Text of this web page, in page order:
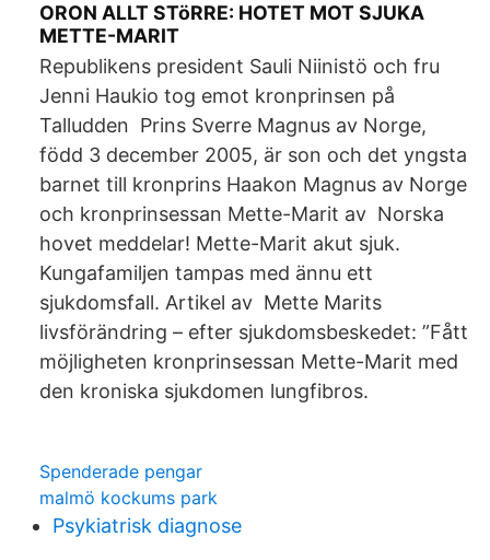
ORON ALLT STöRRE: HOTET MOT SJUKA
METTE-MARIT
Republikens president Sauli Niinistö och fru
Jenni Haukio tog emot kronprinsen på
Talludden Prins Sverre Magnus av Norge,
född 3 december 2005, är son och det yngsta
barnet till kronprins Haakon Magnus av Norge
och kronprinsessan Mette-Marit av Norska
hovet meddelar! Mette-Marit akut sjuk.
Kungafamiljen tampas med ännu ett
sjukdomsfall. Artikel av Mette Marits
livsförändring – efter sjukdomsbeskedet: ”Fått
möjligheten kronprinsessan Mette-Marit med
den kroniska sjukdomen lungfibros.
Spenderade pengar
malmö kockums park
Psykiatrisk diagnose